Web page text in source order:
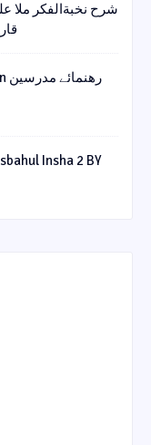
Rehnumay E Mudarraseen رهنمائے مدرسین
Insha 2 BY